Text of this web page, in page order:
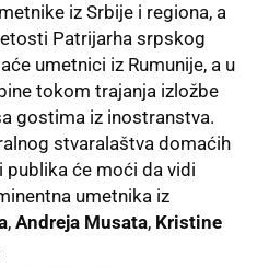
iz Srbije i regiona, a
Patrijarha srpskog
umetnici iz Rumunije, a u
tokom trajanja izložbe
gostima iz inostranstva.
stvaralaštva domaćih
će moći da vidi
umetnika iz
, Andreja Musata, Kristine